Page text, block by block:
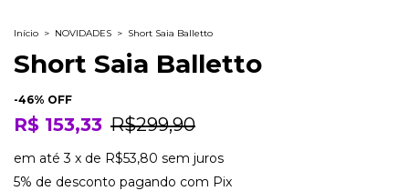
Início > NOVIDADES > Short Saia Balletto
Short Saia Balletto
-46% OFF
R$ 153,33 R$299,90
em até3 x de R$53,80 sem juros
5% de desconto pagando com Pix